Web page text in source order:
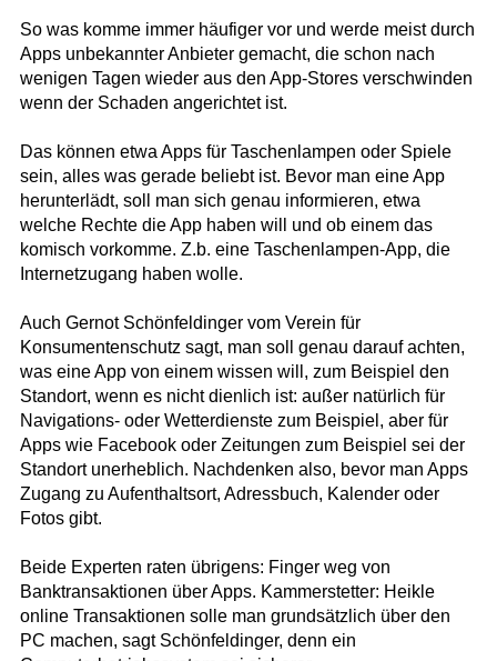
So was komme immer häufiger vor und werde meist durch
Apps unbekannter Anbieter gemacht, die schon nach
wenigen Tagen wieder aus den App-Stores verschwinden
wenn der Schaden angerichtet ist.
Das können etwa Apps für Taschenlampen oder Spiele
sein, alles was gerade beliebt ist. Bevor man eine App
herunterlädt, soll man sich genau informieren, etwa
welche Rechte die App haben will und ob einem das
komisch vorkomme. Z.b. eine Taschenlampen-App, die
Internetzugang haben wolle.
Auch Gernot Schönfeldinger vom Verein für
Konsumentenschutz sagt, man soll genau darauf achten,
was eine App von einem wissen will, zum Beispiel den
Standort, wenn es nicht dienlich ist: außer natürlich für
Navigations- oder Wetterdienste zum Beispiel, aber für
Apps wie Facebook oder Zeitungen zum Beispiel sei der
Standort unerheblich. Nachdenken also, bevor man Apps
Zugang zu Aufenthaltsort, Adressbuch, Kalender oder
Fotos gibt.
Beide Experten raten übrigens: Finger weg von
Banktransaktionen über Apps. Kammerstetter: Heikle
online Transaktionen solle man grundsätzlich über den
PC machen, sagt Schönfeldinger, denn ein